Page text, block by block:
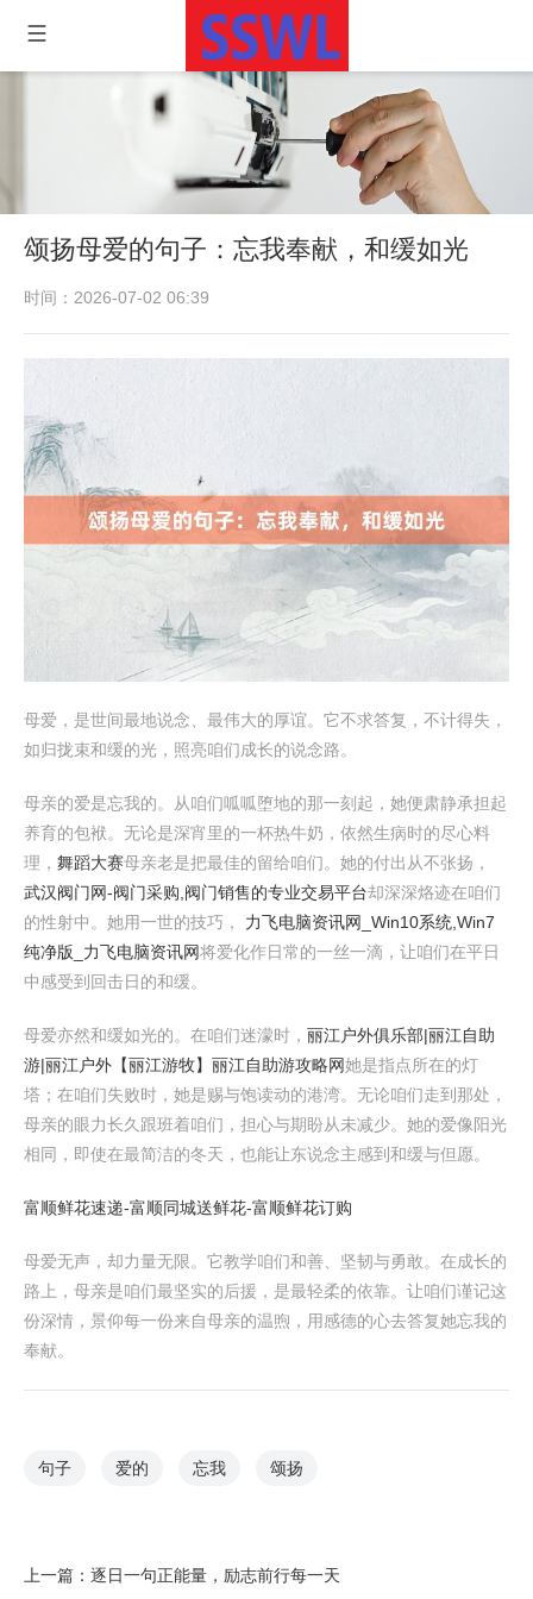
颂扬母爱的句子：忘我奉献，和缓如光
时间：2026-07-02 06:39
母爱，是世间最地说念、最伟大的厚谊。它不求答复，不计得失，
如归拢束和缓的光，照亮咱们成长的说念路。
母亲的爱是忘我的。从咱们呱呱堕地的那一刻起，她便肃静承担起
养育的包袱。无论是深宵里的一杯热牛奶，依然生病时的尽心料
理， 舞蹈大赛母亲老是把最佳的留给咱们。她的付出从不张扬，
武汉阀门网-阀门采购,阀门销售的专业交易平台却深深烙迹在咱们
的性射中。她用一世的技巧， 力飞电脑资讯网_Win10系统,Win7
纯净版_力飞电脑资讯网将爱化作日常的一丝一滴，让咱们在平日
中感受到回击日的和缓。
母爱亦然和缓如光的。在咱们迷濛时， 丽江户外俱乐部|丽江自助
游|丽江户外【丽江游牧】丽江自助游攻略网她是指点所在的灯
塔；在咱们失败时，她是赐与饱读动的港湾。无论咱们走到那处，
母亲的眼力长久跟班着咱们，担心与期盼从未减少。她的爱像阳光
相同，即使在最简洁的冬天，也能让东说念主感到和缓与但愿。
富顺鲜花速递-富顺同城送鲜花-富顺鲜花订购
母爱无声，却力量无限。它教学咱们和善、坚韧与勇敢。在成长的
路上，母亲是咱们最坚实的后援，是最轻柔的依靠。让咱们谨记这
份深情，景仰每一份来自母亲的温煦，用感德的心去答复她忘我的
奉献。
句子 爱的 忘我 颂扬
上一篇： 逐日一句正能量，励志前行每一天